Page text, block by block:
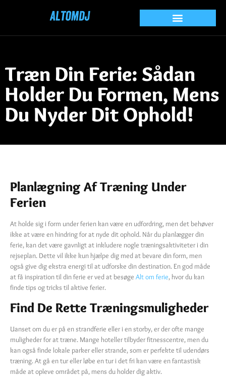
Træn Din Ferie: Sådan
Holder Du Formen, Mens
Du Nyder Dit Ophold!
Planlægning Af Træning Under
Ferien
At holde sig i form under ferien kan være en udfordring, men det behøver
ikke at være en hindring for at nyde dit ophold. Når du planlægger din
ferie, kan det være gavnligt at inkludere nogle træningsaktiviteter i din
rejseplan. Dette vil ikke kun hjælpe dig med at bevare din form, men
også give dig ekstra energi til at udforske din destination. En god måde
at få inspiration til din ferie er ved at besøge Alt om ferie, hvor du kan
finde tips og tricks til aktive ferier.
Find De Rette Træningsmuligheder
Uanset om du er på en strandferie eller i en storby, er der ofte mange
muligheder for at træne. Mange hoteller tilbyder fitnesscentre, men du
kan også finde lokale parker eller strande, som er perfekte til udendørs
træning. At gå en tur eller løbe en tur i det fri kan være en fantastisk
måde at opleve området på, mens du holder dig aktiv.